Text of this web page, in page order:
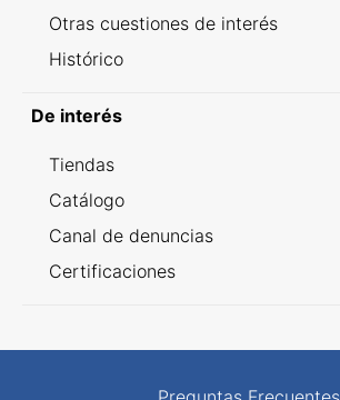
Otras cuestiones de interés
Histórico
De interés
Tiendas
Catálogo
Canal de denuncias
Certificaciones